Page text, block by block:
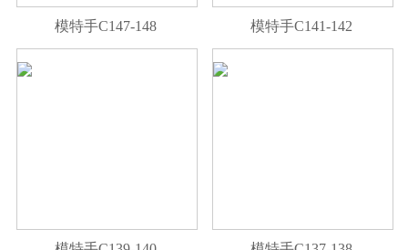
模特手C147-148 模特手C141-142